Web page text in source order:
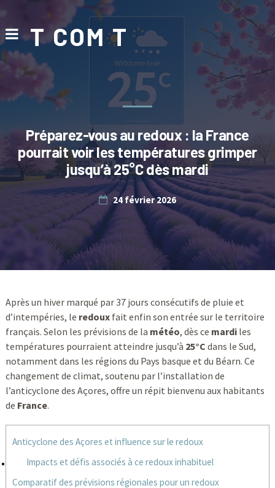
T COM T
Préparez-vous au redoux : la France
pourrait voir les températures grimper
jusqu’à 25°C dès mardi
24 février 2026
Après un hiver marqué par 37 jours consécutifs de pluie et
d’intempéries, le redouxfait enfin son entrée sur le territoire
français. Selon les prévisions de la météo, dès ce mardiles
températures pourraient atteindre jusqu’à 25°C dans le Sud,
notamment dans les régions du Pays basque et du Béarn. Ce
changement de climat, soutenu par l’installation de
l’anticyclone des Açores, offre un répit bienvenu aux habitants
de France.
Anticyclone des Açores et influence sur le redoux
Impacts et défis associés à ce redoux inhabituel
Comparatif des prévisions régionales pour un redoux